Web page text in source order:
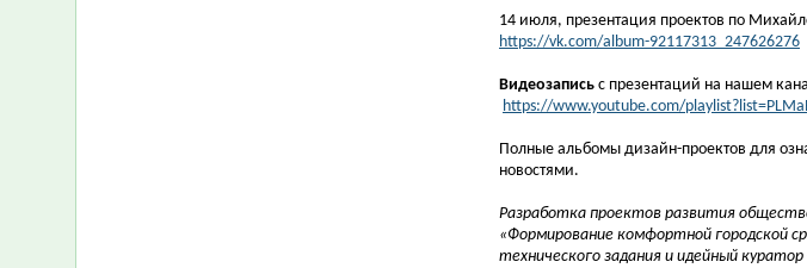
14 июля, презентация проектов по
https://vk.com/album-92117313_247626276
Видеозапись с презентаций на нашем
https://www.youtube.com/
Полные альбомы дизайн-проектов для
новостями.
Разработка проектов развития
«Формирование комфортной городской
технического задания и идейный